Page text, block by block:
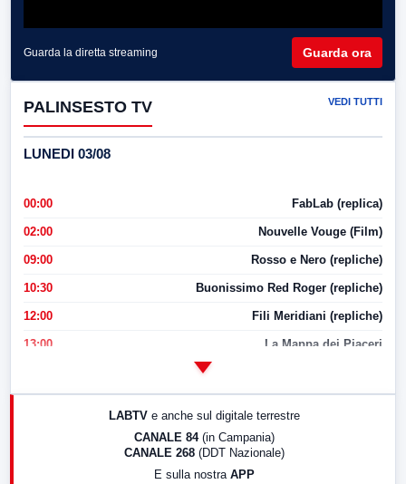
Guarda la diretta streaming Guarda ora
PALINSESTO TV VEDI TUTTI
LUNEDI 03/08
00:00 FabLab (replica)
02:00 Nouvelle Vouge (Film)
09:00 Rosso e Nero (repliche)
10:30 Buonissimo Red Roger (repliche)
12:00 Fili Meridiani (repliche)
13:00 La Mappa dei Piaceri
LABTV e anche sul digitale terrestre
CANALE 84 (in Campania)
CANALE 268 (DDT Nazionale)
E sulla nostra APP